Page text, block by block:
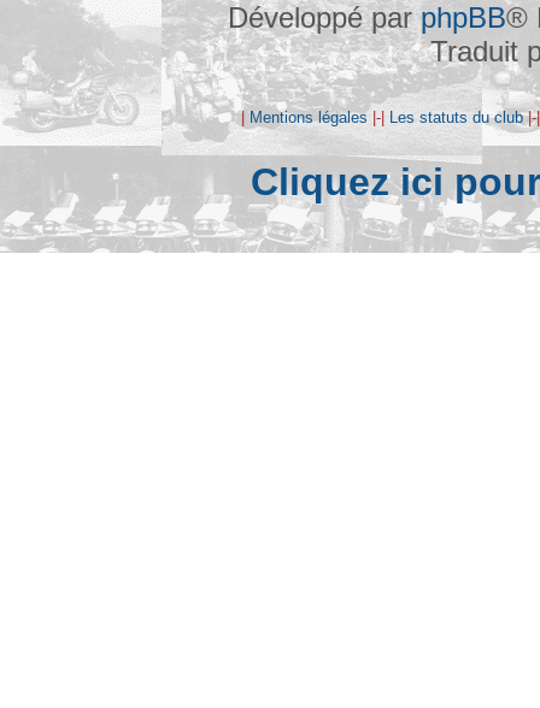
Développé parphpBB®
Traduit
| Mentions légales |-| Les statuts du club
Cliquez ici